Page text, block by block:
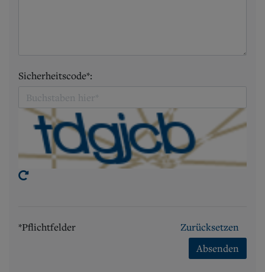
Sicherheitscode*:
*Pflichtfelder
Zurücksetzen
Absenden